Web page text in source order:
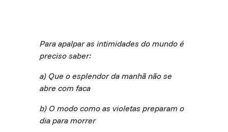
Para apalpar as intimidades do mundo é
preciso saber:
a) Que o esplendor da manhã não se
abre com faca
b) O modo como as violetas preparam o
dia para morrer